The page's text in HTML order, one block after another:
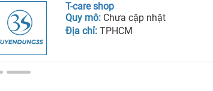
T-care shop
Quy mô: Chưa cập nhật
Địa chỉ: TPHCM